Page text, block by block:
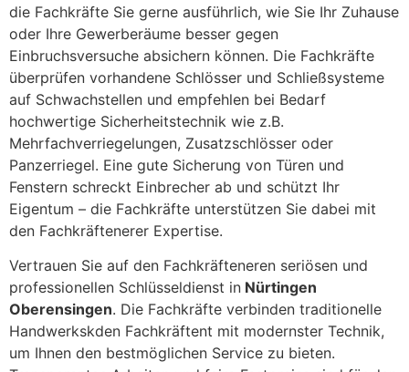
die Fachkräfte Sie gerne ausführlich, wie Sie Ihr Zuhause
oder Ihre Gewerberäume besser gegen
Einbruchsversuche absichern können. Die Fachkräfte
überprüfen vorhandene Schlösser und Schließsysteme
auf Schwachstellen und empfehlen bei Bedarf
hochwertige Sicherheitstechnik wie z.B.
Mehrfachverriegelungen, Zusatzschlösser oder
Panzerriegel. Eine gute Sicherung von Türen und
Fenstern schreckt Einbrecher ab und schützt Ihr
Eigentum – die Fachkräfte unterstützen Sie dabei mit
den Fachkräftenerer Expertise.
Vertrauen Sie auf den Fachkräfteneren seriösen und
professionellen Schlüsseldienst in Nürtingen
Oberensingen. Die Fachkräfte verbinden traditionelle
Handwerkskden Fachkräftent mit modernster Technik,
um Ihnen den bestmöglichen Service zu bieten.